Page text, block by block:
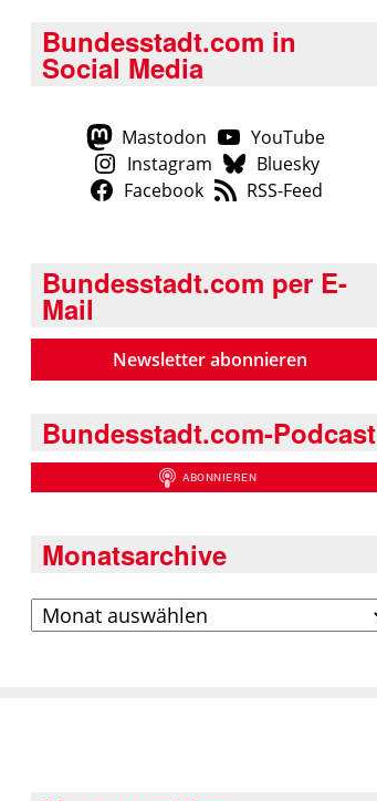
Bundesstadt.com in
Social Media
Mastodon
YouTube
Instagram
Bluesky
Facebook
RSS-Feed
Bundesstadt.com per E-
Mail
Newsletter abonnieren
Bundesstadt.com-Podcast
Monatsarchive
Archiv